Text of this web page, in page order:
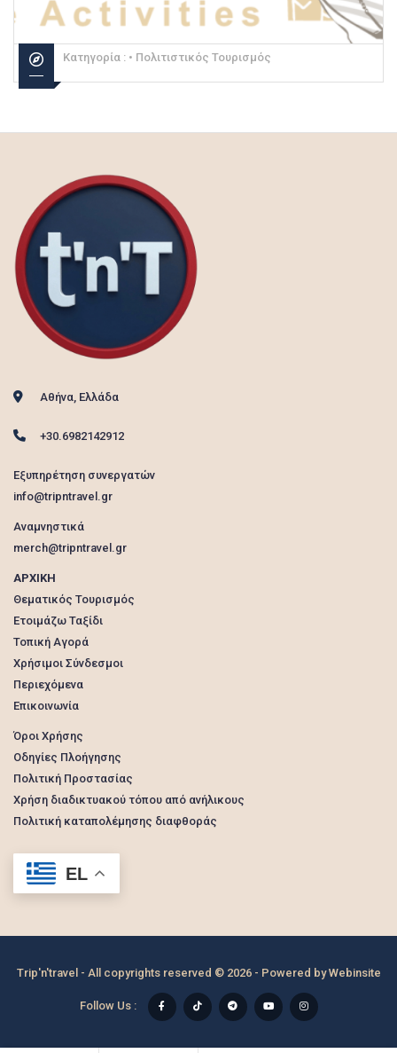
Κατηγορία : • Πολιτιστικός Τουρισμός
Αθήνα, Ελλάδα
+30.6982142912
Εξυπηρέτηση συνεργατών
info@tripntravel.gr
Αναμνηστικά
merch@tripntravel.gr
ΑΡΧΙΚΗ
Θεματικός Τουρισμός
Ετοιμάζω Ταξίδι
Τοπική Αγορά
Χρήσιμοι Σύνδεσμοι
Περιεχόμενα
Επικοινωνία
Όροι Χρήσης
Οδηγίες Πλοήγησης
Πολιτική Προστασίας
Χρήση διαδικτυακού τόπου από ανήλικους
Πολιτική καταπολέμησης διαφθοράς
EL
Trip'n'travel - All copyrights reserved © 2026 - Powered byWebinsite
Follow Us :